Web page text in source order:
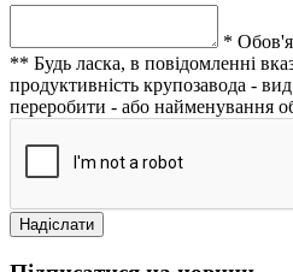
*
** Будь ласка, в повідомленні
продуктивність крупозавода -
переробити - або найменування